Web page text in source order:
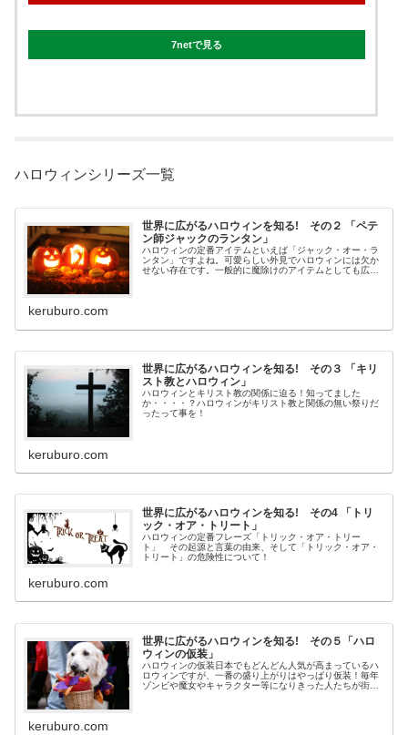
7netで見る
ハロウィンシリーズ一覧
世界に広がるハロウィンを知る! その２ 「ペテ
ン師ジャックのランタン」
ハロウィンの定番アイテムといえば「ジャック・オー・ラ
ンタン」ですよね。可愛らしい外見でハロウィンには欠か
せない存在です。一般的に魔除けのアイテムとしても広が
keruburo.com
世界に広がるハロウィンを知る! その３ 「キリ
スト教とハロウィン」
ハロウィンとキリスト教の関係に迫る！知ってました
か・・・・？ハロウィンがキリスト教と関係の無い祭りだ
ったって事を！
keruburo.com
世界に広がるハロウィンを知る! その4 「トリ
ック・オア・トリート」
ハロウィンの定番フレーズ「トリック・オア・トリー
ト」 その起源と言葉の由来、そして「トリック・オア・
トリート」の危険性について！
keruburo.com
世界に広がるハロウィンを知る! その５「ハロ
ウィンの仮装」
ハロウィンの仮装日本でもどんどん人気が高まっているハ
ロウィンですが、一番の盛り上がりはやっぱり仮装！毎年
ゾンビや魔女やキャラクター等になりきった人たちが街を
keruburo.com